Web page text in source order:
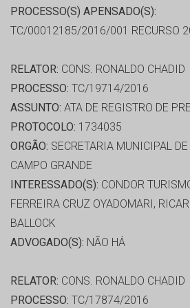
PROCESSO(S) APENSADO(S):
TC/00012185/2016/001 RECURSO
RELATOR: CONS. RONALDO CHADID
PROCESSO: TC/19714/2016
ASSUNTO: ATA DE REGISTRO DE
PROTOCOLO: 1734035
ORGÃO: SECRETARIA MUNICIPAL
CAMPO GRANDE
INTERESSADO(S): CONDOR
FERREIRA CRUZ OYADOMARI,
BALLOCK
ADVOGADO(S): NÃO HÁ
RELATOR: CONS. RONALDO CHADID
PROCESSO: TC/17874/2016